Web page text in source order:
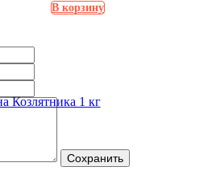
В корзину
Сохранить